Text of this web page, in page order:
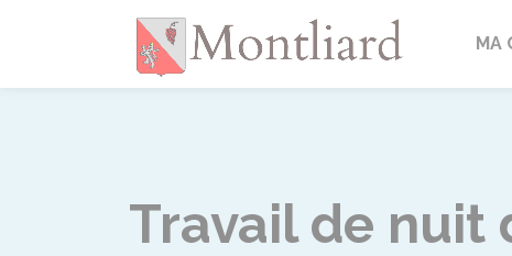
Montliard
MA
Travail de nuit